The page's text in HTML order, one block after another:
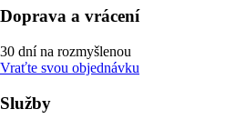
Doprava a vrácení
30 dní na rozmyšlenou
Vraťte svou objednávku
Služby